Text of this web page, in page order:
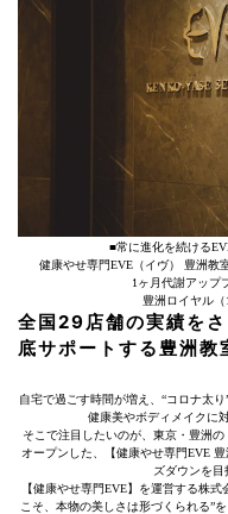
■常に進化を続ける
健康やせ専門EVE（イヴ） 豊洲教
1ヶ月代謝アップ
豊洲ロイヤル
全国29店舗の実績を
底サポートする豊洲教
自宅で過ごす時間が増え、“コロナ太
健康美やボディメイクに
そこで注目したいのが、東京・豊洲
オープンした、【健康やせ専門EVE
ズダウンを目
【健康やせ専門EVE】を運営する株
こそ、本物の美しさは形づくられる”